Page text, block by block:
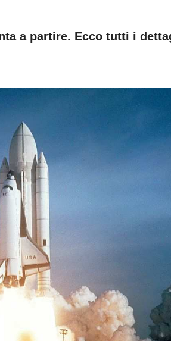
a partire. Ecco tutti i